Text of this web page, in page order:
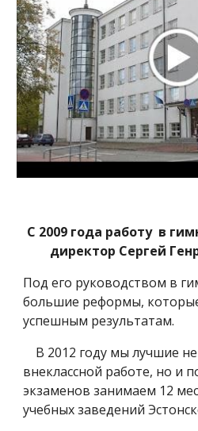
С 2009 года работу в
директор Сергей
Под его руководством в
большие реформы,
успешным результатам.
В 2012 году мы лучшие
внеклассной работе, но и
экзаменов занимаем 12
учебных заведений